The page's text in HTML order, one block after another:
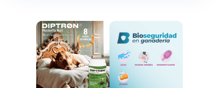
La OrganizaciónInterprofesional Láctea(InLac) y el
Ministerio de Agricultura, Pesca y Alimentación
(MAPA) han rubricado esta mañana un ambicioso
convenio de colaboración para impulsar este sector,
vital para la economía y el empleo del medio rural,